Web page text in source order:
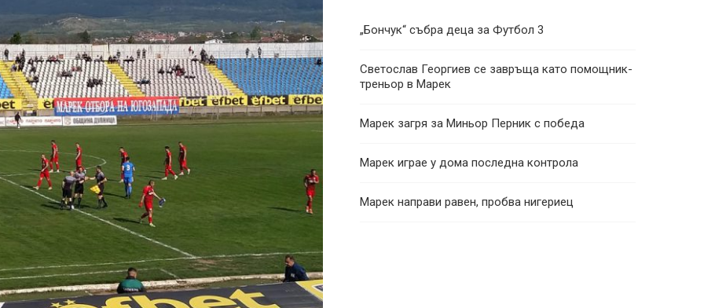
„Бончук“ събра деца за Футбол 3
Светослав Георгиев се завръща като помощник-
треньор в Марек
Марек загря за Миньор Перник с победа
Марек играе у дома последна контрола
Марек направи равен, пробва нигериец